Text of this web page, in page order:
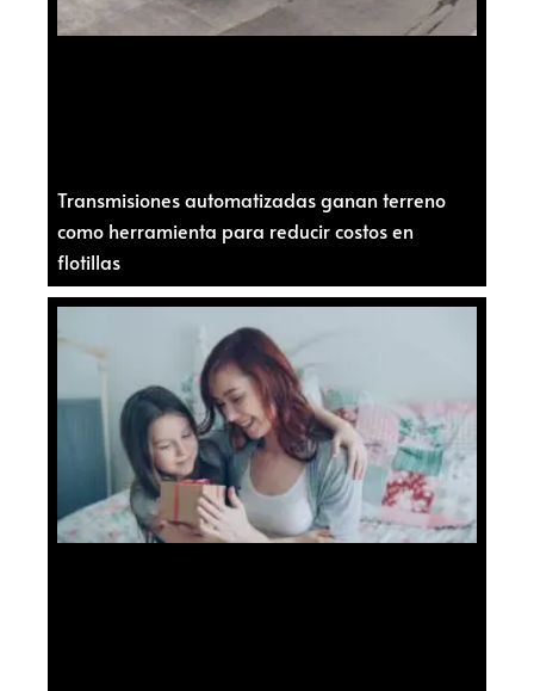
Transmisiones automatizadas ganan terreno
como herramienta para reducir costos en
flotillas